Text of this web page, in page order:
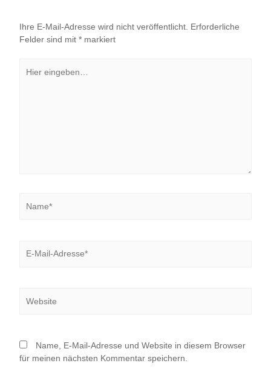
Ihre E-Mail-Adresse wird nicht veröffentlicht. Erforderliche
Felder sind mit *markiert
eingeben…
Mail-
Name, E-Mail-Adresse und Website in diesem Browser
für meinen nächsten Kommentar speichern.